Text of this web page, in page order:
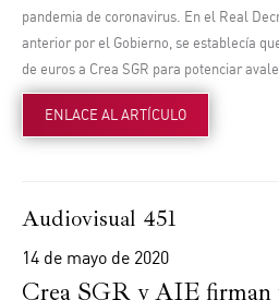
pandemia de coronavirus. En el Real
anterior por el Gobierno, se establecía
de euros a Crea SGR para potenciar
ENLACE AL ARTÍCULO
Audiovisual 451
14 de mayo de 2020
Crea SGR y AIE firman